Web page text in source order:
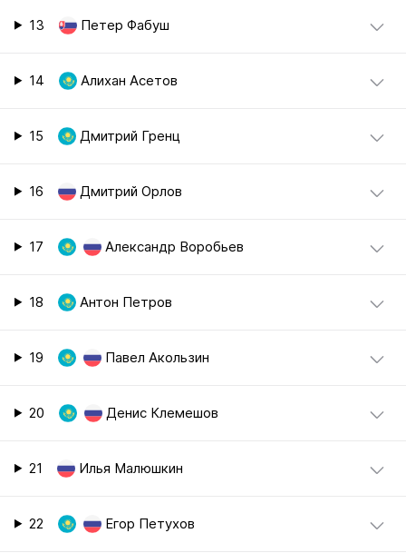
13 Петер Фабуш
14 Алихан Асетов
15 Дмитрий Гренц
16 Дмитрий Орлов
17 Александр Воробьев
18 Антон Петров
19 Павел Акользин
20 Денис Клемешов
21 Илья Малюшкин
22 Егор Петухов